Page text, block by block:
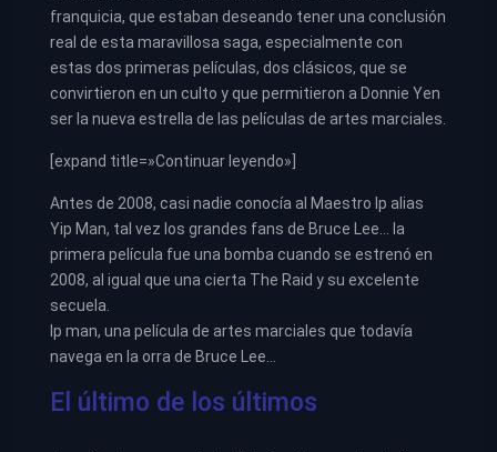
franquicia, que estaban deseando tener una conclusión
real de esta maravillosa saga, especialmente con
estas dos primeras películas, dos clásicos, que se
convirtieron en un culto y que permitieron a Donnie Yen
ser la nueva estrella de las películas de artes marciales.
[expand title=»Continuar leyendo»]
Antes de 2008, casi nadie conocía al Maestro Ip alias
Yip Man, tal vez los grandes fans de Bruce Lee… la
primera película fue una bomba cuando se estrenó en
2008, al igual que una cierta The Raid y su excelente
secuela.
Ip man, una película de artes marciales que todavía
navega en la orra de Bruce Lee…
El último de los últimos